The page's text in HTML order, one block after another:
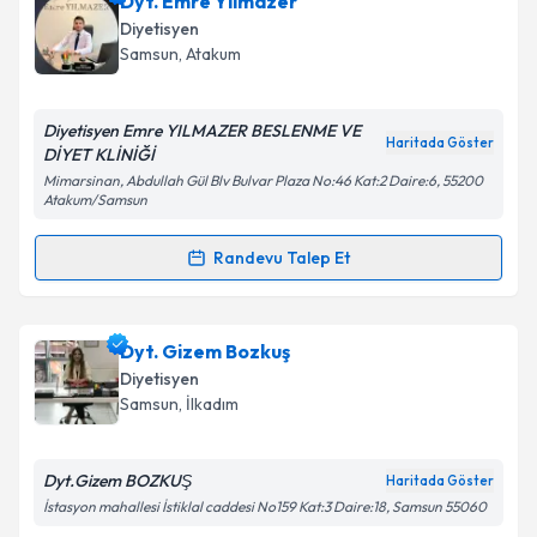
Takvim Talebini Gönder
oluşturun. Size bu uzmandan randevu almanız için bir
takvim hazırlandığında e-posta ile bilgilendireceğiz.
Metni'ni okudum ve kişisel verilerimin belirtilen
kapsamda işlenmesini kabul ediyorum.
Diyetisyen
Samsun, Atakum
Diyetisyen Emre YILMAZER BESLENME VE
DİYET KLİNİĞİ
Haritada Göster
Mimarsinan, Abdullah Gül Blv Bulvar Plaza No:46 Kat:2 Daire:6, 55200
Atakum/Samsun
Randevu Talep Et
Randevu Takvimi Talebi
Dyt. Emre Yılmazeriçin randevu takvimi talebi
oluşturun. Size bu uzmandan randevu almanız için bir
takvim hazırlandığında e-posta ile bilgilendireceğiz.
Dyt. Gizem Bozkuş
Diyetisyen
Samsun, İlkadım
Dyt.Gizem BOZKUŞ Haritada Göster
İstasyon mahallesi İstiklal caddesi No159 Kat:3 Daire:18, Samsun 55060